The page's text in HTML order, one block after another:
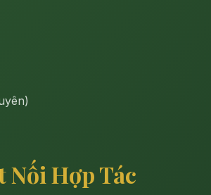
Nối Hợp Tác